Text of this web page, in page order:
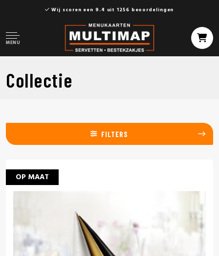
Wij scoren een 9.4 uit 1256 beoordelingen
MENU
Collectie
FILTERS
OP MAAT